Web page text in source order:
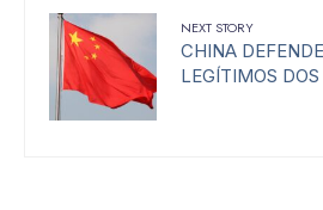
NEXT STORY
CHINA
LEGÍTIMOS